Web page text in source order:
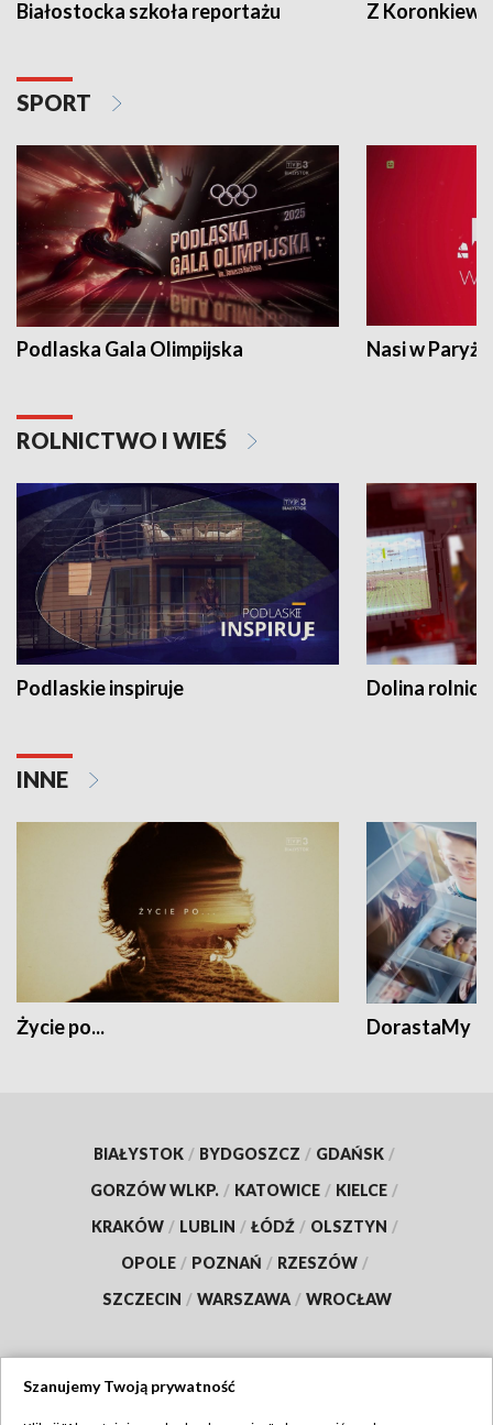
Białostocka szkoła reportażu Z
SPORT
Podlaska Gala Olimpijska Nasi w Paryżu
ROLNICTWO I WIEŚ
Podlaskie inspiruje Dolina
INNE
Życie po... DorastaMy
BIAŁYSTOK / BYDGOSZCZ / GDAŃSK /
GORZÓW WLKP. / KATOWICE / KIELCE /
KRAKÓW / LUBLIN / ŁÓDŹ / OLSZTYN /
OPOLE / POZNAŃ / RZESZÓW /
SZCZECIN / WARSZAWA / WROCŁAW
Szanujemy Twoją prywatność